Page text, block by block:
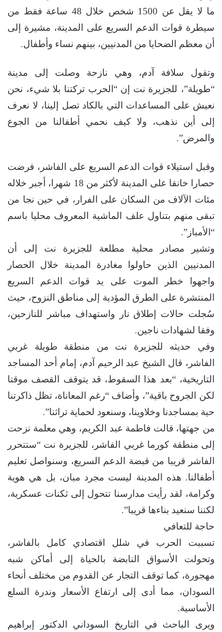
ما لا يقل عن 1500 شخص خلال 48 ساعة فقط من
سيطرة قوات الدعم السريع على المدينة، مشيرة إلى
أن معظم الضحايا من المدنيين، بينهم نساء وأطفال.
وتقول سلافة آدم، وهي نازحة وصلت إلى مدينة
“طويلة”، للجزيرة نت إن “الحرب تركتنا بلا شيء، نحن
نعيش على المساعدات التي بالكاد تصل إلينا، لا نعرف
إلى أين نذهب، ولا كيف نحمي أطفالنا من الجوع
والمرض”.
وقبل استيلاء قوات الدعم السريع على الفاشر، فرضت
حصارا خانقا على المدينة لأكثر من 18 شهرا، أجبر خلاله
مئات الآلاف من السكان على الفرار، في حين نجا من
تبقى منهم بتناول علف الماشية المعروف محليا باسم
“الأمباز”.
وتشير مصادر محلية مطلعة للجزيرة نت إلى أن
المدنيين الذين حاولوا مغادرة المدينة خلال الحصار
واجهوا خطر الموت على يد قوات الدعم السريع
المنتشرة على الطرق المؤدية إلى مناطق النزوح، حيث
سُجلت حالات إطلاق نار واستهداف مباشر للنازحين،
وفقا لشهادات ناجين.
وفي حديثه للجزيرة نت من منطقة طويلة غربي
الفاشر، قال الشيخ عبد الرحيم آدم، إمام أحد المساجد
التاريخية، “بعد هذا السقوط، قد يتوقف القصف موقتا
لكن الجروح باقية”، وأضاف “رغم المعاناة، تظل ذاكرتنا
حية بمساجدنا وخلاوينا، وسنعود لحماية تراثنا”.
من جهتها، قالت فاطمة عبد الكريم، وهي معلمة نزحت
إلى منطقة كورما غربي الفاشر، للجزيرة نت “ستتحرر
الفاشر قريبا من قبضة الدعم السريع، وسنواصل تعليم
أطفالنا. هذه المدينة ليست مجرد مبان، بل هي هوية
وكرامة، لقد رأيت مدارسنا تتحول إلى ثكنات عسكرية،
لكننا سنعيد بناءها قريبا”.
حاجة للتعافي
تسببت الحرب في شلل اقتصادي كامل بالفاشر،
وتحولت الأسواق النابضة بالحياة إلى أماكن شبه
مهجورة، كما توقف التجار عن القدوم من مختلف أنحاء
السودان، مما أدى إلى ارتفاع الأسعار وندرة السلع
الأساسية.
ويرى الباحث في التاريخ السوداني الدكتور إبراهيم